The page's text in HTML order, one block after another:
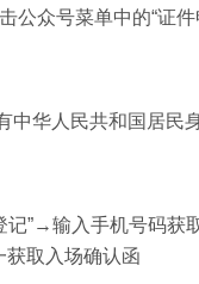
公众号菜单中的“证
中华人民共和国居民
记”→输入手机号码
取入场确认函